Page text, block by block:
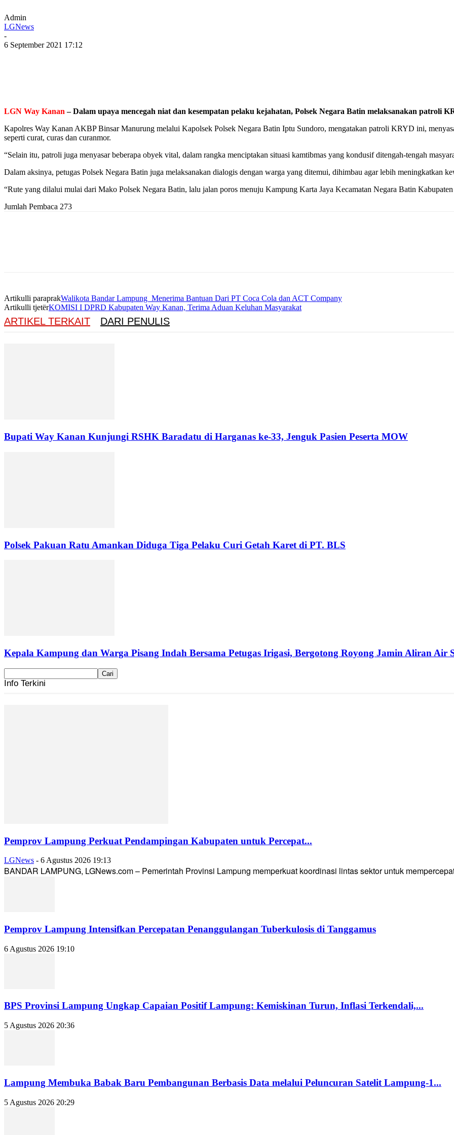
Admin
LGNews
-
6 September 2021 17:12
LGN Way Kanan– Dalam upaya mencegah niat dan kesempatan pelaku kejahatan, Polsek Negara Batin melaksanakan patroli
Kapolres Way Kanan AKBP Binsar Manurung melalui Kapolsek Polsek Negara Batin Iptu Sundoro, mengatakan patroli KRYD ini,
seperti curat, curas dan curanmor.
“Selain itu, patroli juga menyasar beberapa obyek vital, dalam rangka menciptakan situasi kamtibmas yang kondusif ditengah-tengah
Dalam aksinya, petugas Polsek Negara Batin juga melaksanakan dialogis dengan warga yang ditemui, dihimbau agar lebih meningkatkan
“Rute yang dilalui mulai dari Mako Polsek Negara Batin, lalu jalan poros menuju Kampung Karta Jaya Kecamatan Negara Batin
Jumlah Pembaca 273
Artikulli paraprakWalikota Bandar Lampung Menerima Bantuan Dari PT Coca Cola dan ACT Company
Artikulli tjetërKOMISI I DPRD Kabupaten Way Kanan, Terima Aduan Keluhan Masyarakat
ARTIKEL TERKAIT DARI PENULIS
Bupati Way Kanan Kunjungi RSHK Baradatu di Harganas ke-33, Jenguk Pasien Peserta MOW
Polsek Pakuan Ratu Amankan Diduga Tiga Pelaku Curi Getah Karet di PT. BLS
Kepala Kampung dan Warga Pisang Indah Bersama Petugas Irigasi, Bergotong Royong Jamin Aliran Air
Info Terkini
Pemprov Lampung Perkuat Pendampingan Kabupaten untuk Percepat...
LGNews - 6 Agustus 2026 19:13
BANDAR LAMPUNG, LGNews.com – Pemerintah Provinsi Lampung memperkuat koordinasi lintas sektor untuk
Pemprov Lampung Intensifkan Percepatan Penanggulangan Tuberkulosis di Tanggamus
6 Agustus 2026 19:10
BPS Provinsi Lampung Ungkap Capaian Positif Lampung: Kemiskinan Turun, Inflasi Terkendali,...
5 Agustus 2026 20:36
Lampung Membuka Babak Baru Pembangunan Berbasis Data melalui Peluncuran Satelit Lampung-1...
5 Agustus 2026 20:29